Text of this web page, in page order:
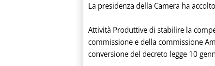
La presidenza della Camera ha
Attività Produttive di stabilire la
commissione e della commissione
conversione del decreto legge 10